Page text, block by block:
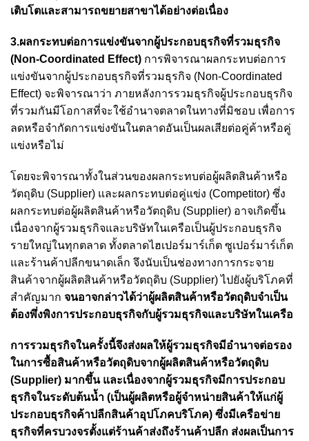
เติบโตและสามารถขยายสาขาได้อย่างต่อเนื่อง
3.ผลกระทบต่อการแข่งขันจากผู้ประกอบธุรกิจที่รวมธุรกิจ
(Non-Coordinated Effect) การพิจารณาผลกระทบต่อการ
แข่งขันจากผู้ประกอบธุรกิจที่รวมธุรกิจ (Non-Coordinated
Effect) จะพิจารณาว่า ภายหลังการรวมธุรกิจผู้ประกอบธุรกิจ
ที่รวมกันมีโอกาสที่จะใช้อำนาจตลาดในทางที่มิชอบ เพื่อการ
ลดหรือจำกัดการแข่งขันในตลาดอันเป็นผลเสียต่อคู่ค้าหรือคู่
แข่งหรือไม่
โดยจะพิจารณาทั้งในส่วนของผลกระทบต่อผู้ผลิตสินค้าหรือ
วัตถุดิบ (Supplier) และผลกระทบต่อคู่แข่ง (Competitor) ซึ่ง
ผลกระทบต่อผู้ผลิตสินค้าหรือวัตถุดิบ (Supplier) อาจเกิดขึ้น
เนื่องจากผู้รวมธุรกิจและบริษัทในเครือเป็นผู้ประกอบธุรกิจ
รายใหญ่ในทุกตลาด ทั้งตลาดไฮเปอร์มาร์เก็ต ซูเปอร์มาร์เก็ต
และร้านค้าปลีกขนาดเล็ก จึงนับเป็นช่องทางการกระจาย
สินค้าจากผู้ผลิตสินค้าหรือวัตถุดิบ (Supplier) ไปยังผู้บริโภคที่
สำคัญมาก จนอาจกล่าวได้ว่าผู้ผลิตสินค้าหรือวัตถุดิบจำเป็น
ต้องพึ่งพิงการประกอบธุรกิจกับผู้รวมธุรกิจและบริษัทในเครือ
การรวมธุรกิจในครั้งนี้จึงส่งผลให้ผู้รวมธุรกิจมีอำนาจต่อรอง
ในการซื้อสินค้าหรือวัตถุดิบจากผู้ผลิตสินค้าหรือวัตถุดิบ
(Supplier) มากขึ้น และเนื่องจากผู้รวมธุรกิจมีการประกอบ
ธุรกิจในระดับต้นน้ำ (เป็นผู้ผลิตหรือผู้จำหน่ายสินค้าให้แก่ผู้
ประกอบธุรกิจค้าปลีกสินค้าอุปโภคบริโภค) ซึ่งมีเครือข่าย
ธุรกิจที่ครบวงจรตั้งแต่ร้านค้าส่งถึงร้านค้าปลีก ส่งผลเป็นการ